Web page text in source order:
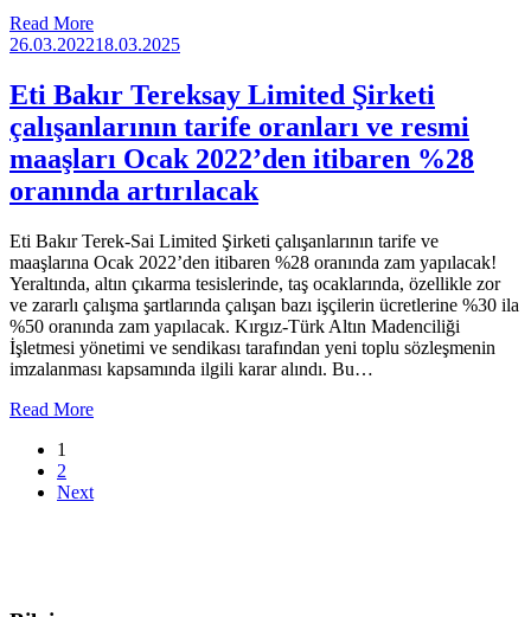
Read More
26.03.202218.03.2025
Eti Bakır Tereksay Limited Şirketi
çalışanlarının tarife oranları ve resmi
maaşları Ocak 2022’den itibaren %28
oranında artırılacak
Eti Bakır Terek-Sai Limited Şirketi çalışanlarının tarife ve
maaşlarına Ocak 2022’den itibaren %28 oranında zam yapılacak!
Yeraltında, altın çıkarma tesislerinde, taş ocaklarında, özellikle zor
ve zararlı çalışma şartlarında çalışan bazı işçilerin ücretlerine %30 ila
%50 oranında zam yapılacak. Kırgız-Türk Altın Madenciliği
İşletmesi yönetimi ve sendikası tarafından yeni toplu sözleşmenin
imzalanması kapsamında ilgili karar alındı. Bu…
Read More
1
2
Next